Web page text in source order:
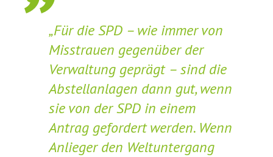
„Für die SPD – wie immer von
Misstrauen gegenüber der
Verwaltung geprägt – sind die
Abstellanlagen dann gut, wenn
sie von der SPD in einem
Antrag gefordert werden. Wenn
Anlieger den Weltuntergang